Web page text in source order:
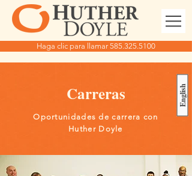
Haga clic para llamar 585.325.5100
Carreras
Oportunidades de carrera con
Huther Doyle
English